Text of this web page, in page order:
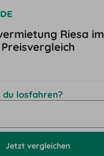
Riesa im
Preisvergleich
du losfahren?
Jetzt vergleichen